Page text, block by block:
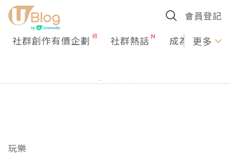
會員登記
社群創作有價企劃 社群熱話 成為U更多
玩樂